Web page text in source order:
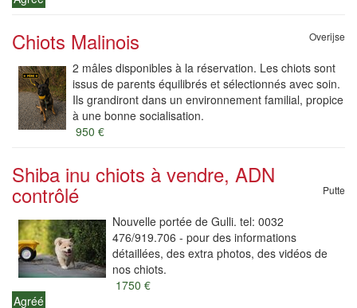
Chiots Malinois Overijse
2 mâles disponibles à la réservation. Les chiots sont
issus de parents équilibrés et sélectionnés avec soin.
Ils grandiront dans un environnement familial, propice
à une bonne socialisation.
950 €
Shiba inu chiots à vendre, ADN
contrôlé Putte
Nouvelle portée de Gulli. tel: 0032
476/919.706 - pour des informations
détaillées, des extra photos, des vidéos de
nos chiots.
1750 €
Agréé